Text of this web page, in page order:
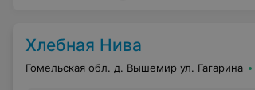
Хлебная Нива
Гомельская обл. д. Вышемир ул. Гагарина